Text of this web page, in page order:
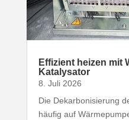
Effizient heizen mit
Katalysator
8. Juli 2026
Die Dekar­bo­ni­sierung
häufig auf